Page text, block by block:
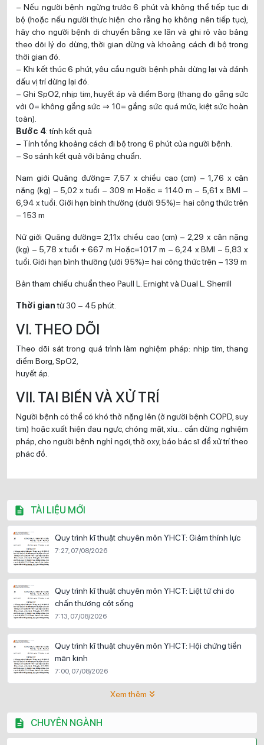
TÀI LIỆU MỚI
Quy trình kĩ thuật chuyên môn YHCT: Giảm thính lực
7:27, 07/08/2026
Quy trình kĩ thuật chuyên môn YHCT: Liệt tứ chi do
chấn thương cột sống
7:13, 07/08/2026
Quy trình kĩ thuật chuyên môn YHCT: Hội chứng tiền
mãn kinh
7:00, 07/08/2026
Xem thêm
CHUYÊN NGÀNH
– Nếu người bệnh ngừng trước 6 phút và không thể tiếp tục đi
bộ (hoặc nếu người thực hiện cho rằng họ không nên tiếp tục),
hãy cho người bệnh di chuyển bằng xe lăn và ghi rõ vào bảng
theo dõi lý do dừng, thời gian dừng và khoảng cách đi bộ trong
thời gian đó.
– Khi kết thúc 6 phút, yêu cầu người bệnh phải dừng lại và đánh
dấu vị trí dừng lại đó.
– Ghi SpO2, nhịp tim, huyết áp và điểm Borg (thang đo gắng sức
với 0= không gắng sức ⇒ 10= gắng sức quá mức, kiệt sức hoàn
toàn).
Bước 4: tính kết quả
– Tính tổng khoảng cách đi bộ trong 6 phút của người bệnh.
– So sánh kết quả với bảng chuẩn.
Nam giới Quãng đường= 7,57 x chiều cao (cm) – 1,76 x cân
nặng (kg) – 5,02 x tuổi – 309 m Hoặc = 1140 m – 5,61 x BMI –
6,94 x tuổi. Giới hạn bình thường (dưới 95%)= hai công thức trên
– 153 m
Nữ giới Quãng đường= 2,11x chiều cao (cm) – 2,29 x cân nặng
(kg) – 5,78 x tuổi + 667 m Hoặc=1017 m – 6,24 x BMI – 5,83 x
tuổi. Giới hạn bình thường (ưới 95%)= hai công thức trên – 139 m
Bản tham chiếu chuẩn theo Paull L. Ernight và Dual L. Sherrill
Thời giantừ 30 – 45 phút.
VI. THEO DÕI
Theo dõi sát trong quá trình làm nghiệm pháp: nhịp tim, thang
điểm Borg, SpO2,
huyết áp.
VII. TAI BIẾN VÀ XỬ TRÍ
Người bệnh có thể có khó thở nặng lên (ở người bệnh COPD, suy
tim) hoặc xuất hiện đau ngực, chóng mặt, xỉu… cần dừng nghiệm
pháp, cho người bệnh nghỉ ngơi, thở oxy, báo bác sĩ để xử trí theo
phác đồ.